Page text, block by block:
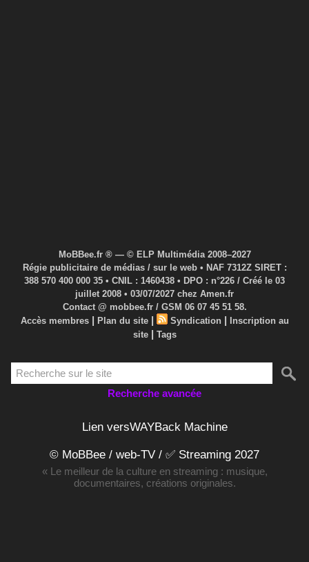
MoBBee.fr ® — © ELP Multimédia 2008–2027
Régie publicitaire de médias / sur le web • NAF 7312Z SIRET :
388 570 400 000 35 • CNIL : 1460438 • DPO : n°226 / Créé le 03
juillet 2008 • 03/07/2027 chez Amen.fr
Contact @ mobbee.fr / GSM 06 07 45 51 58.
Accès membres | Plan du site | Syndication |
Inscription au
site | Tags
Recherche avancée
Lien versWAYBack Machine
© MoBBee / web-TV / ✅ Streaming 2027
« Le meilleur de la culture en streaming : musique,
documentaires, créations originales.